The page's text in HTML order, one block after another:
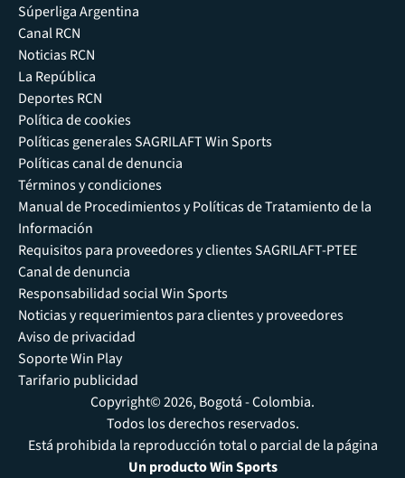
Súperliga Argentina
Canal RCN
Noticias RCN
La República
Deportes RCN
Política de cookies
Políticas generales SAGRILAFT Win Sports
Políticas canal de denuncia
Términos y condiciones
Manual de Procedimientos y Políticas de Tratamiento de la
Información
Requisitos para proveedores y clientes SAGRILAFT-PTEE
Canal de denuncia
Responsabilidad social Win Sports
Noticias y requerimientos para clientes y proveedores
Aviso de privacidad
Soporte Win Play
Tarifario publicidad
Copyright© 2026, Bogotá - Colombia.
Todos los derechos reservados.
Está prohibida la reproducción total o parcial de la página
Un producto Win Sports